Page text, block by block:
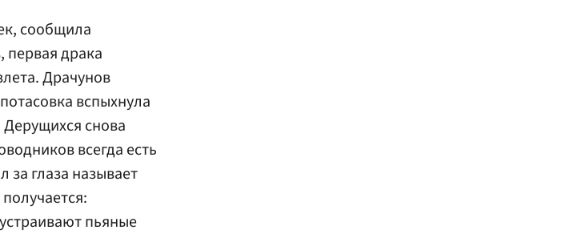
сообщила
первая драка
Драчунов
вспыхнула
Дерущихся снова
всегда есть
глаза называет
пьяные